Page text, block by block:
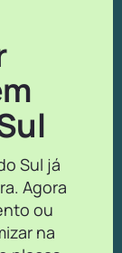
Sul já
Agora
ou
na